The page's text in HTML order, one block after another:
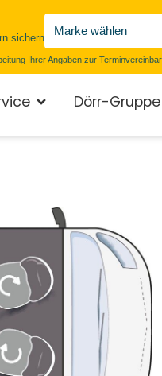
Dörr-Gruppe
sichern
Ihrer Angaben zur